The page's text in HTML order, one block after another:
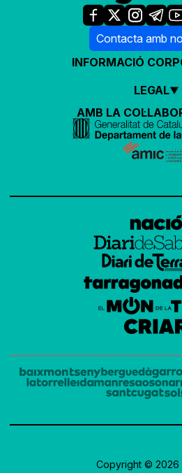
Contacta amb
INFORMACIÓ
LEGAL
AMB LA
Copyright © 2026